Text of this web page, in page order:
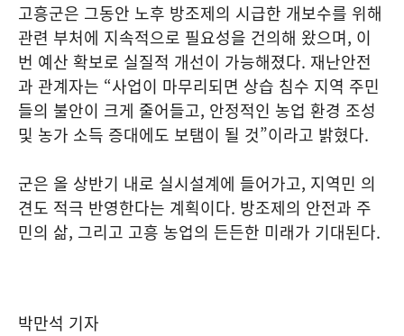
고흥군은 그동안 노후 방조제의 시급한 개보수를 위해
관련 부처에 지속적으로 필요성을 건의해 왔으며, 이
번 예산 확보로 실질적 개선이 가능해졌다. 재난안전
과 관계자는 “사업이 마무리되면 상습 침수 지역 주민
들의 불안이 크게 줄어들고, 안정적인 농업 환경 조성
및 농가 소득 증대에도 보탬이 될 것”이라고 밝혔다.
군은 올 상반기 내로 실시설계에 들어가고, 지역민 의
견도 적극 반영한다는 계획이다. 방조제의 안전과 주
민의 삶, 그리고 고흥 농업의 든든한 미래가 기대된다.
박만석 기자